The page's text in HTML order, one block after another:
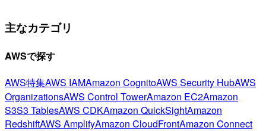
主なカテゴリ
AWSで探す
AWS特集AWS IAMAmazon CognitoAWS Security HubAWS
OrganizationsAWS Control TowerAmazon EC2Amazon
S3S3 TablesAWS CDKAmazon QuickSightAmazon
RedshiftAWS AmplifyAmazon CloudFrontAmazon Connect